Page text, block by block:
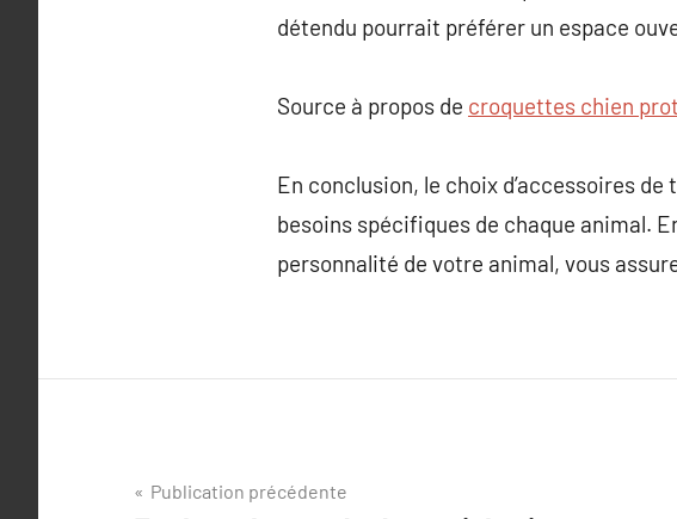
détendu pourrait préférer un espace
Source à propos de croquettes chien
En conclusion, le choix d’accessoires
besoins spécifiques de chaque animal.
personnalité de votre animal, vous
Navigation
Publication précédente